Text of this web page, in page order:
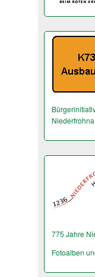
Niederfrohna
775 Jahre
Fotoalben